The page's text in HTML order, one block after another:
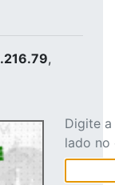
,
Digite
lado no